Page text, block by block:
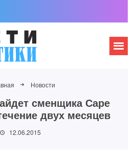
Новости
сменщика Саре
двух месяцев
12.06.2015